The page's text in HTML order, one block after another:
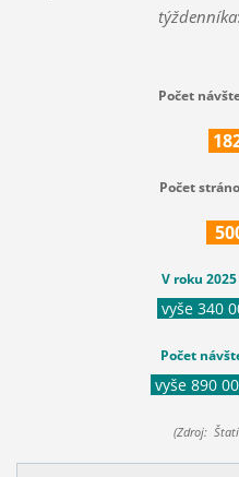
týždenníka
Počet
Počet
V roku
vyše 340
Počet
vyše 890
(Zdroj: